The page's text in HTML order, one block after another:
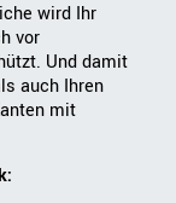
wird Ihr
vor
Und damit
auch Ihren
mit